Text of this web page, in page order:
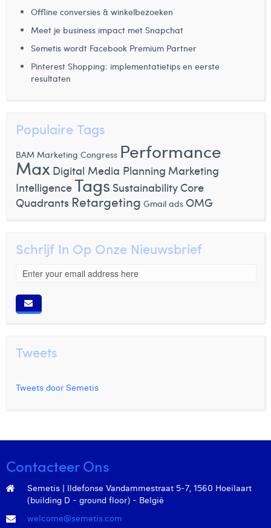
Offline conversies & winkelbezoeken
Meet je business impact met Snapchat
Semetis wordt Facebook Premium Partner
Pinterest Shopping: implementatietips en eerste
resultaten
Populaire Tags
BAM Marketing Congress Performance
Max Digital Media Planning Marketing
IntelligenceTags Sustainability Core
Quadrants Retargeting Gmail ads OMG
Schrijf In Op Onze Nieuwsbrief
Tweets
Tweets door Semetis
Contacteer Ons
Semetis | Ildefonse Vandammestraat 5-7, 1560 Hoeilaart
(building D - ground floor) - België
welcome@semetis.com